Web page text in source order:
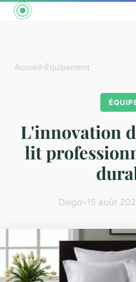
Accueil›Équipement
L'innovation
lit
Diego•15 août